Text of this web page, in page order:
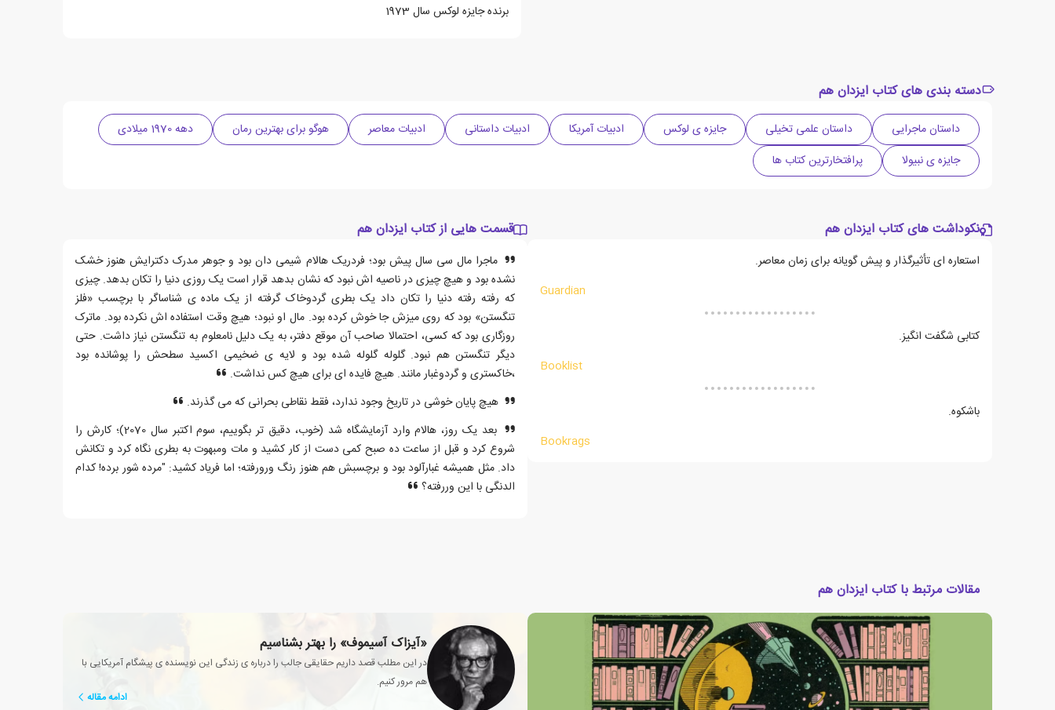
برنده جایزه لوکس سال 1973
دسته بندی های کتاب ایزدان هم
داستان ماجرایی داستان علمی تخیلی جایزه ی لوکس ادبیات آمریکا ادبیات داستانی ادبیات معاصر هوگو برای بهترین رمان
دهه 1970 میلادی
جایزه ی نبیولا
پرافتخارترین کتاب ها
نکوداشت های کتاب ایزدان هم
استعاره ای تأثیرگذار و پیش گویانه برای زمان معاصر.
Guardian
کتابی شگفت انگیز.
Booklist
باشکوه.
Bookrags
قسمت هایی از کتاب ایزدان هم
ماجرا مال سی سال پیش بود؛ فردریک هالام شیمی دان بود و جوهر مدرک دکترایش هنوز خشک
نشده بود و هیچ چیزی در ناصیه اش نبود که نشان بدهد قرار است یک روزی دنیا را تکان بدهد. چیزی
که رفته رفته دنیا را تکان داد یک بطری گردوخاک گرفته از یک ماده ی شناساگر با برچسب «فلز
تنگستن» بود که روی میزش جا خوش کرده بود. مال او نبود؛ هیچ وقت استفاده اش نکرده بود. ماترک
روزگاری بود که کسی، احتمالا صاحب آن موقع دفتر، به یک دلیل نامعلوم به تنگستن نیاز داشت. حتی
دیگر تنگستن هم نبود. گلوله گلوله شده بود و لایه ی ضخیمی اکسید سطحش را پوشانده بود
،خاکستری و گردوغبار مانند. هیچ فایده ای برای هیچ کس نداشت.
هیچ پایان خوشی در تاریخ وجود ندارد، فقط نقاطی بحرانی که می گذرند.
بعد یک روز، هالام وارد آزمایشگاه شد (خوب، دقیق تر بگوییم، سوم اکتبر سال 2070)؛ کارش را
شروع کرد و قبل از ساعت ده صبح کمی دست از کار کشید و مات ومبهوت به بطری نگاه کرد و تکانش
داد. مثل همیشه غبارآلود بود و برچسبش هم هنوز رنگ ورورفته؛ اما فریاد کشید: "مرده شور برده! کدام
الدنگی با این وررفته؟
مقالات مرتبط با کتاب ایزدان هم
«آیزاک آسیموف» را بهتر بشناسیم
در این مطلب قصد داریم حقایقی جالب را درباره ی زندگی این نویسنده ی پیشگام آمریکایی با
هم مرور کنیم.
ادامه مقاله